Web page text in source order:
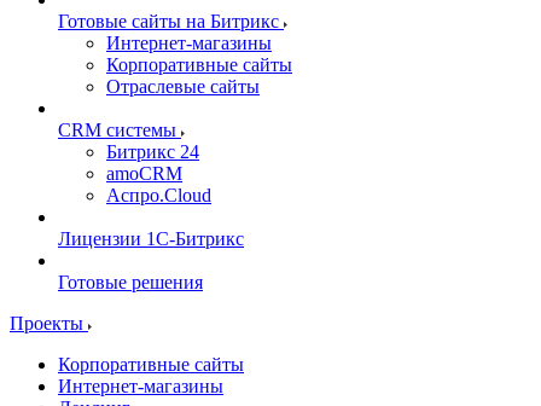
Готовые сайты на Битрикс
Интернет-магазины
Корпоративные сайты
Отраслевые сайты
CRM системы
Битрикс 24
amoCRM
Аспро.Cloud
Лицензии 1С-Битрикс
Готовые решения
Проекты
Корпоративные сайты
Интернет-магазины